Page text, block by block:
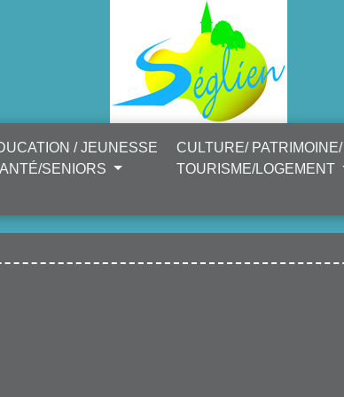
/ JEUNESSE
SENIORS
CULTURE/ PATRIMOINE/
TOURISME/LOGEMENT